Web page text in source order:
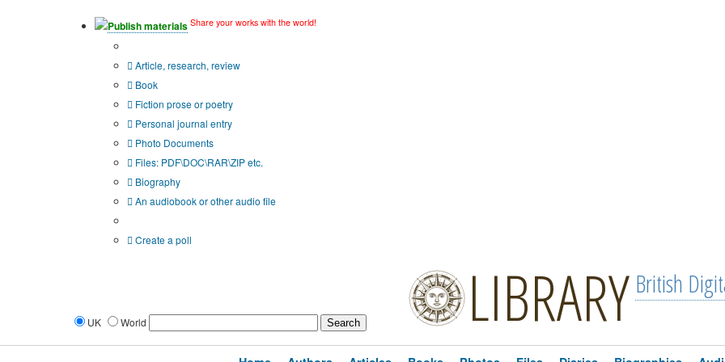
Publish materials Share your works with the world!
Article, research, review
Book
Fiction prose or poetry
Personal journal entry
Photo Documents
Files: PDF\DOC\RAR\ZIP etc.
Biography
An audiobook or other audio file
Create a poll
UK World LIBRARY British